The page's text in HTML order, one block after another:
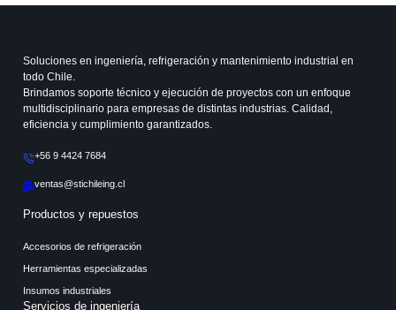
Soluciones en ingeniería, refrigeración y mantenimiento industrial en
todo Chile.
Brindamos soporte técnico y ejecución de proyectos con un enfoque
multidisciplinario para empresas de distintas industrias. Calidad,
eficiencia y cumplimiento garantizados.
+56 9 4424 7684
ventas@stichileing.cl
Productos y repuestos
Accesorios de refrigeración
Herramientas especializadas
Insumos industriales
Servicios de ingeniería